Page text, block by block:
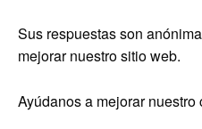
Sus respuestas son
mejorar nuestro sitio web.
Ayúdanos a mejorar nuestro